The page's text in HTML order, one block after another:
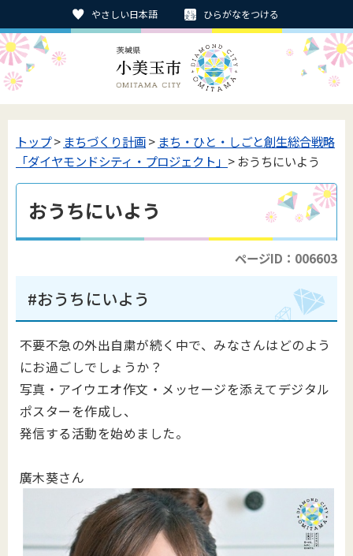
やさしい日本語 ひらがなをつける
トップ> まちづくり計画> まち・ひと・しごと創生総合戦略
「ダイヤモンドシティ・プロジェクト」 > おうちにいよう
おうちにいよう
ページID：006603
#おうちにいよう
不要不急の外出自粛が続く中で、みなさんはどのよう
にお過ごしでしょうか？
写真・アイウエオ作文・メッセージを添えてデジタル
ポスターを作成し、
発信する活動を始めました。
廣木葵さん